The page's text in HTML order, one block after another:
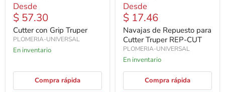
original
Desde
$ 57.30
Cutter con Grip Truper
PLOMERIA-UNIVERSAL
En inventario
Compra rápida
original
Desde
$ 17.46
Navajas de Repuesto para
Cutter Truper REP-CUT
PLOMERIA-UNIVERSAL
En inventario
Compra rápida